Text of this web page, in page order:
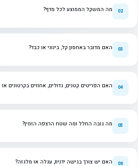
מה המשקל הממוצע לכל מדף?
האם מדובר באחסון קל, בינוני או כבד?
האם הפריטים קטנים, גדולים, אחוזים בקרטונים או
מה גובה החלל ומה שטח הרצפה הזמין?
האם יש צורך בגישה ידנית, עגלה או מלגזה?